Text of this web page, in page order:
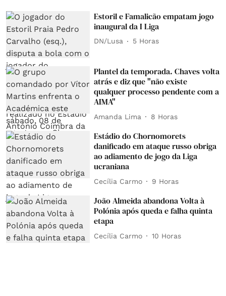
Estoril e Famalicão empatam jogo
inaugural da I Liga
DN/Lusa 5 Horas
Plantel da temporada. Chaves volta
atrás e diz que "não existe
qualquer processo pendente com a
AIMA"
Amanda Lima 8 Horas
Estádio do Chornomorets
danificado em ataque russo obriga
ao adiamento de jogo da Liga
ucraniana
Cecília Carmo 9 Horas
João Almeida abandona Volta à
Polónia após queda e falha quinta
etapa
Cecília Carmo 10 Horas